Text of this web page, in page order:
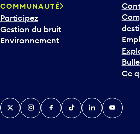
o
u
r
i
v
e
n
COMMUNAUTÉ
Participez
Gestion du bruit
Environnement
Ce
TwitterInstagramFacebook
TikTokLinkedInYouTube